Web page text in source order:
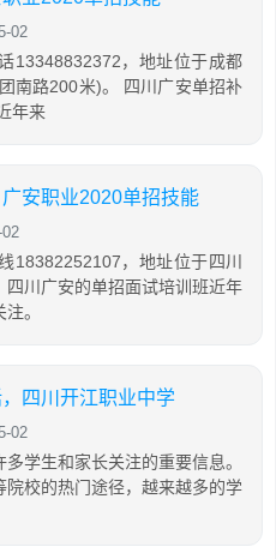
02
13348832372，地址位于成都
南路200米)。 四川广安单招补
年来
安职业2020单招技能
18382252107，地址位于四川
川广安的单招面试培训班近年
。
四川开江职业中学
02
学生和家长关注的重要信息。
校的热门途径，越来越多的学